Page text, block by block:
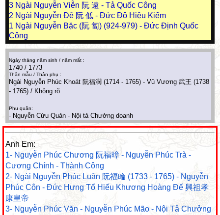
3 Ngài Nguyễn Viễn 阮 遠 - Tả Quốc Công
2 Ngài Nguyễn Đê 阮 低 - Đức Đô Hiệu Kiểm
1 Ngài Nguyễn Bặc (阮 匐) (924-979) - Đức Định Quốc
Công
Ngày tháng năm sinh / năm mất :
1740 / 1773
Thân mẫu / Thân phụ :
Ngài Nguyễn Phúc Khoát 阮福濶 (1714 - 1765) - Vũ Vương 武王 (1738
- 1765) / Không rõ
Phu quân:
- Nguyễn Cửu Quản - Nội tả Chưởng doanh
Anh Em:
1- Nguyễn Phúc Chương 阮福暲 - Nguyễn Phúc Trà -
Cương Chính - Thành Công
2- Ngài Nguyễn Phúc Luân 阮福㫻 (1733 - 1765) - Nguyễn
Phúc Côn - Đức Hưng Tổ Hiếu Khương Hoàng Đế 興祖孝
康皇帝
3- Nguyễn Phúc Văn - Nguyễn Phúc Mão - Nội Tả Chưởng